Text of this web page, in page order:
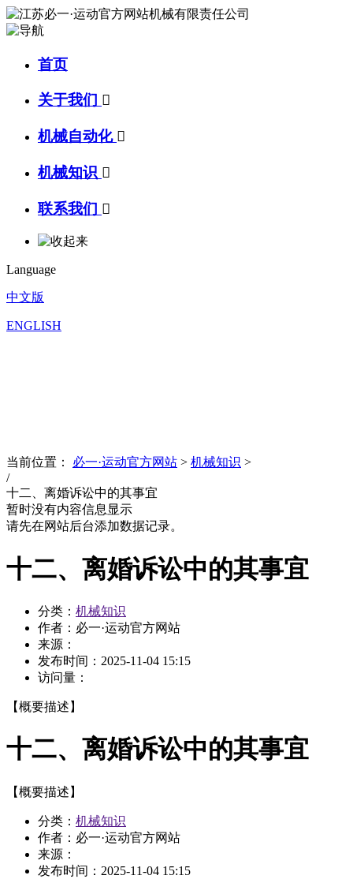
首页
关于我们 
机械自动化 
机械知识 
联系我们 
Language
中文版
ENGLISH
当前位置： 必一·运动官方网站 > 机械知识 >
/
十二、离婚诉讼中的其事宜
暂时没有内容信息显示
请先在网站后台添加数据记录。
十二、离婚诉讼中的其事宜
分类： 机械知识
作者：必一·运动官方网站
来源：
发布时间： 2025-11-04 15:15
访问量：
【概要描述】
十二、离婚诉讼中的其事宜
【概要描述】
分类： 机械知识
作者：必一·运动官方网站
来源：
发布时间： 2025-11-04 15:15